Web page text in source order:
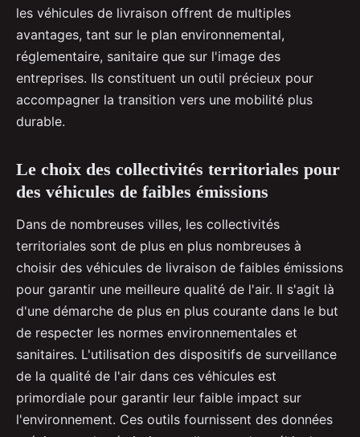
les véhicules de livraison offrent de multiples
avantages, tant sur le plan environnemental,
réglementaire, sanitaire que sur l'image des
entreprises. Ils constituent un outil précieux pour
accompagner la transition vers une mobilité plus
durable.
Le choix des collectivités territoriales pour
des véhicules de faibles émissions
Dans de nombreuses villes, les collectivités
territoriales sont de plus en plus nombreuses à
choisir des véhicules de livraison de faibles émissions
pour garantir une meilleure qualité de l'air. Il s'agit là
d'une démarche de plus en plus courante dans le but
de respecter les normes environnementales et
sanitaires. L'utilisation des dispositifs de surveillance
de la qualité de l'air dans ces véhicules est
primordiale pour garantir leur faible impact sur
l'environnement. Ces outils fournissent des données